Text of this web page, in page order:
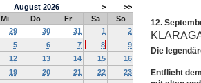
August 2026 >
>>
Mi Do Fr Sa
So
29 30 31 1
2
5 6 7 8
9
12 13 14 15
16
19 20 21 22
23
12.
Die
Entflieht